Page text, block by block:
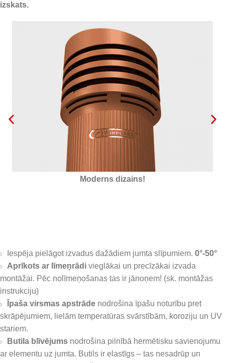
izskats.
Izolēts ar putupolistorolu
Iespēja pielāgot izvadus dažādiem jumta slīpumiem. 0°-50°
Aprīkots ar līmeņrādi vieglākai un precīzākai izvada
montāžai. Pēc nolīmeņošanas tas ir jānoņem! (sk. montāžas
instrukciju)
Īpaša virsmas apstrāde nodrošina īpašu noturību pret
skrāpējumiem, lielām temperatūras svārstībām, koroziju un UV
stariem.
Butila blīvējums nodrošina pilnībā hermētisku savienojumu
ar elementu uz jumta. Butils ir elastīgs – tas nesadrūp un